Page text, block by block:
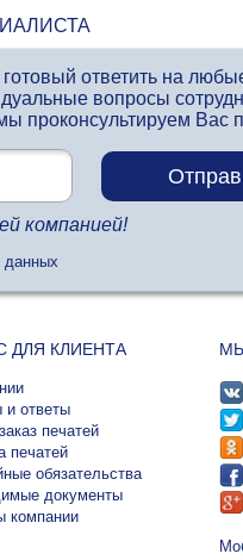
ответить на
вопросы
проконсультируем Вас
компанией!
данных
ДЛЯ КЛИЕНТА
и ответы
печатей
печатей
обязательства
документы
компании